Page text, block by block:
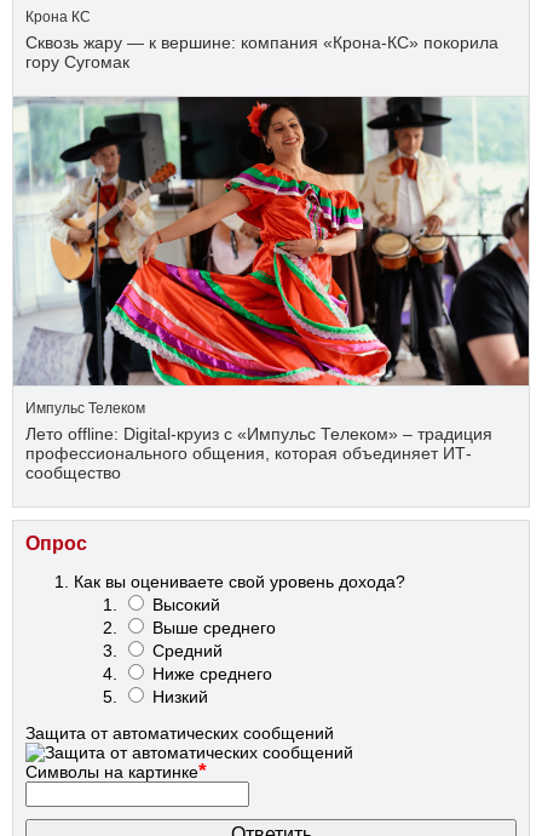
Крона КС
Сквозь жару — к вершине: компания «Крона‑КС» покорила
гору Сугомак
Импульс Телеком
Лето offline: Digital-круиз с «Импульс Телеком» – традиция
профессионального общения, которая объединяет ИТ-
сообщество
Опрос
Как вы оцениваете свой уровень дохода?
Высокий
Выше среднего
Средний
Ниже среднего
Низкий
Защита от автоматических сообщений
Символы на картинке*